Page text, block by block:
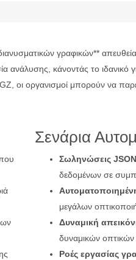
γραφικών**
κάνοντάς το ιδανικό
οργανισμοί μπορούν να
Σενάρια
Σωληνώσεις
δεδομένων σε
μεγάλων
Δυναμική
δυναμικών
Ροές εργασίας